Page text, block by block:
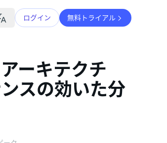
ログイン 無料トライアル
ーキテクチ
スの効いた分